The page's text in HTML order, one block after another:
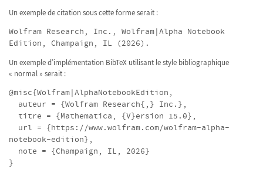
Un exemple de citation sous cette forme serait :
Wolfram Research, Inc., Wolfram|Alpha Notebook
Edition, Champaign, IL (2026).
Un exemple d’implémentation BibTeX utilisant le style bibliographique
« normal » serait :
@misc{Wolfram|AlphaNotebookEdition,
auteur = {Wolfram Research{,} Inc.},
titre = {Mathematica, {V}ersion 15.0},
url = {https://www.wolfram.com/wolfram-alpha-
notebook-edition},
note = {Champaign, IL, 2026}
}